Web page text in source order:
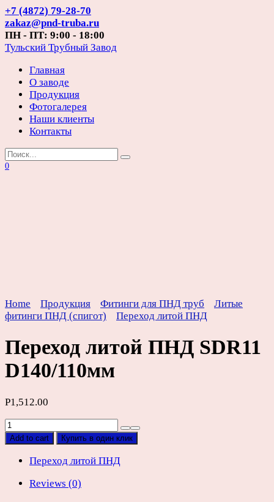
Перейти
к
содержанию
+7 (4872) 79-28-70
zakaz@pnd-truba.ru
ПН - ПТ: 9:00 - 18:00
Тульский Трубный Завод
Главная
О заводе
Продукция
Фотогалерея
Наши клиенты
Контакты
Search
for:
0
Home Продукция Фитинги для ПНД труб
Литые
фитинги ПНД (спигот)
Переход литой ПНД
Переход литой ПНД SDR11
D140/110мм
Р1,512.00
Переход
литой
SDR11
quantity
Add to cart Купить в один клик
Переход литой ПНД
Reviews (0)